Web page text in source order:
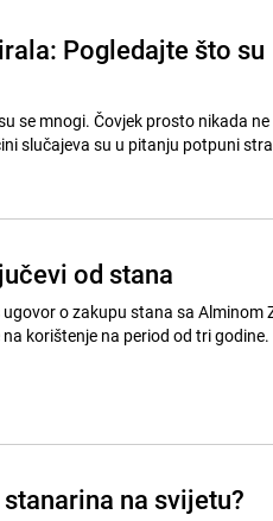
Pogledajte što su
se mnogi. Čovjek prosto nikada
slučajeva su u pitanju potpuni
od stana
o zakupu stana sa Alminom
korištenje na period od tri
na svijetu?